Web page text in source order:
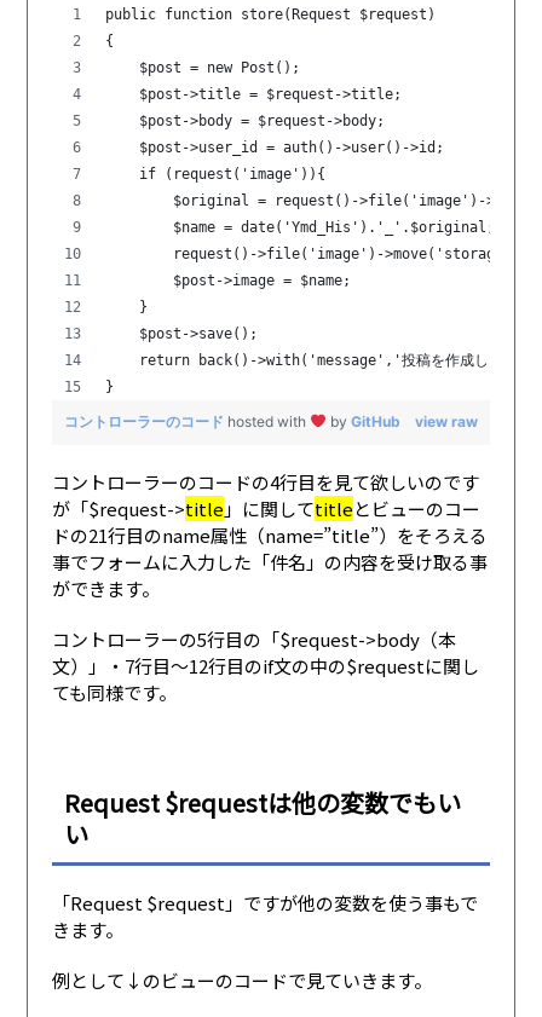
public function store(Request $request)
{
    $post = new Post();
    $post->title = $request->title;
    $post->body = $request->body;
    $post->user_id = auth()->user()->id;
    if (request('image')){
$original = request()->file('image')-
        $name = date('Ymd_His').'_'.$original;
request()->file('image')->move('storage/
        $post->image = $name;
    }
    $post->save();
return back()->with('message','投稿を作成しました
}
view raw
コントローラーのコード hosted with byGitHub
コントローラーのコードの4行目を見て欲しいのです
が「$request->title 」に関してtitleとビューのコー
ドの21行目のname属性（name=”title”）をそろえる
事でフォームに入力した「件名」の内容を受け取る事
ができます。
コントローラーの5行目の「$request->body（本
文）」・7行目〜12行目のif文の中の$requestに関し
ても同様です。
Request $requestは他の変数でもい
い
「Request $request」ですが他の変数を使う事もで
きます。
例として↓のビューのコードで見ていきます。